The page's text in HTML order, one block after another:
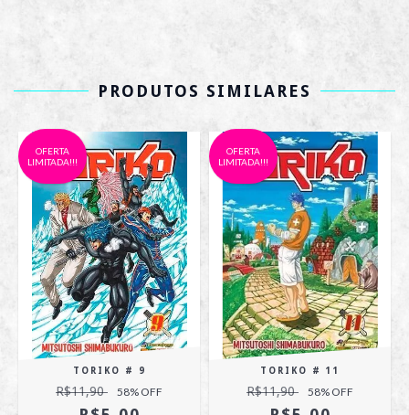
PRODUTOS SIMILARES
OFERTA
LIMITADA!!!
TORIKO # 9
R$11,90 58% OFF
OFERTA
LIMITADA!!!
TORIKO # 11
R$11,90 58% OFF